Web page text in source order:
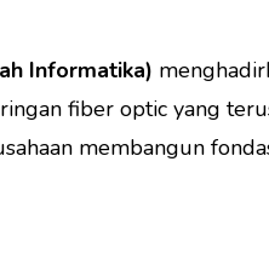
Informatika)
fiber optic yang
membangun